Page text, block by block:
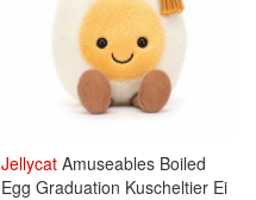
Jellycat Amuseables Boiled
Egg Graduation Kuscheltier Ei